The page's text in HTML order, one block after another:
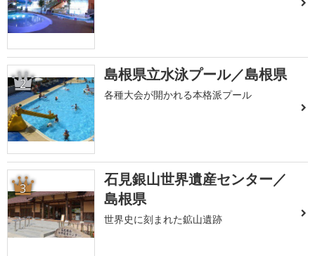
2 島根県立水泳プール／島根県
各種大会が開かれる本格派プール
3
石見銀山世界遺産センター／
島根県
世界史に刻まれた鉱山遺跡